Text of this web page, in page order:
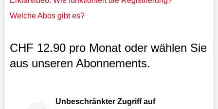
Welche Abos gibt es?
CHF 12.90 pro Monat oder wählen Sie
aus unseren Abonnements.
Unbeschränkter Zugriff auf